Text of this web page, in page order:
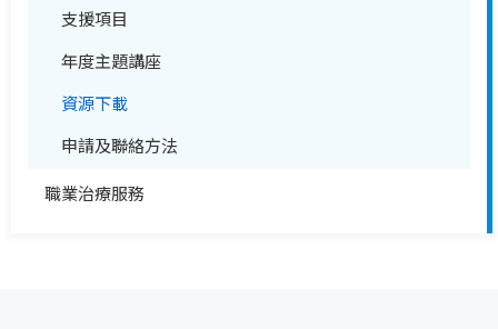
支援項目
年度主題講座
資源下載
申請及聯絡方法
職業治療服務